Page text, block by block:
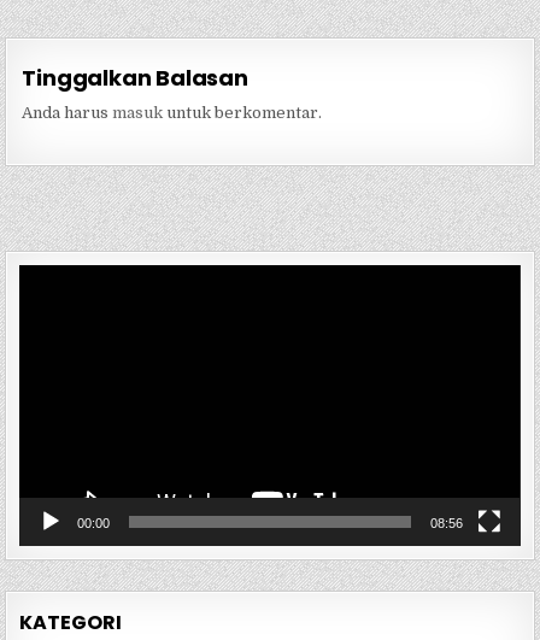
Tinggalkan Balasan
Anda harusmasuk untuk berkomentar.
00:00 08:56
KATEGORI